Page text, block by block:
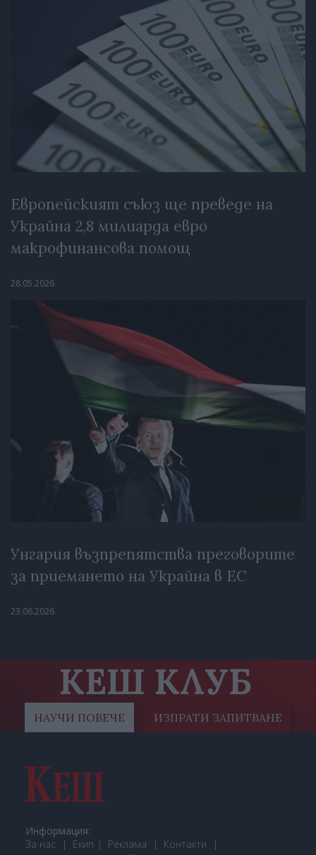
Европейският съюз ще преведе на
Украйна 2,8 милиарда евро
макрофинансова помощ
28.05.2026
Унгария възпрепятства преговорите
за приемането на Украйна в ЕС
23.06.2026
КЕШ КЛУБ
НАУЧИ ПОВЕЧЕ ИЗПРАТИ ЗАПИТВАНЕ
Информация:
За нас
Екип Реклама
Контакти